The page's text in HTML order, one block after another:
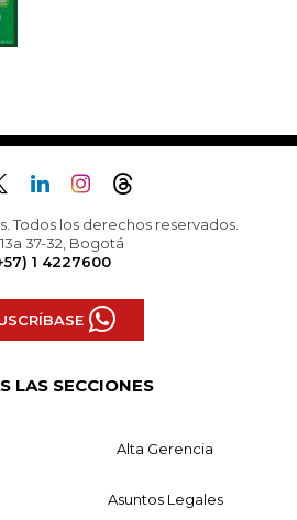
Todos los derechos reservados.
37-32, Bogotá
1 4227600
LAS SECCIONES
Alta Gerencia
Asuntos Legales